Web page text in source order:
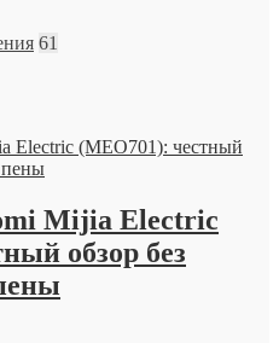
61
Mijia Electric
обзор без